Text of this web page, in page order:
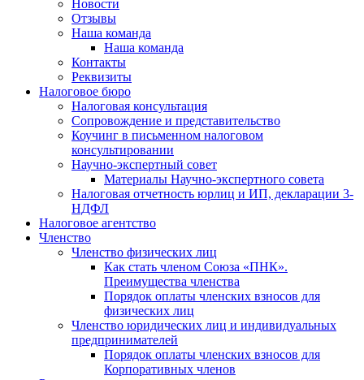
Новости
Отзывы
Наша команда
Наша команда
Контакты
Реквизиты
Налоговое бюро
Налоговая консультация
Cопровождение и представительство
Коучинг в письменном налоговом
консультировании
Научно-экспертный совет
Материалы Научно-экспертного совета
Налоговая отчетность юрлиц и ИП, декларации 3-
НДФЛ
Налоговое агентство
Членство
Членство физических лиц
Как стать членом Союза «ПНК».
Преимущества членства
Порядок оплаты членских взносов для
физических лиц
Членство юридических лиц и индивидуальных
предпринимателей
Порядок оплаты членских взносов для
Корпоративных членов